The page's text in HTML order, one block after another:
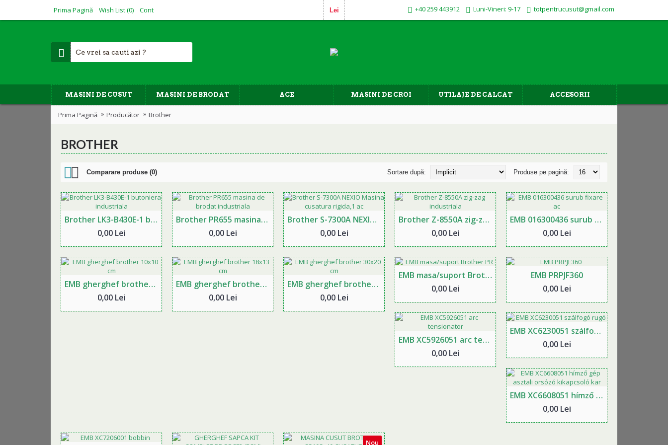
Prima Pagină Wish List (0) Cont Lei +40 259 443912 Luni-Vineri: 9-17 totpentrucusut@gmail.com
MASINI DE CUSUT MASINI DE BRODAT ACE MASINI DE CROI UTILAJE DE CALCAT ACCESORII
Prima Pagină Producător Brother
BROTHER
Comparare produse (0) Produse pe pagină:
Sortare după:
Brother LK3-B430E-1 butoniera industriala
0,00 Lei
Brother PR655 masina de brodat industriala
0,00 Lei
Brother S-7300A NEXIO Masina cusatura rigida,1 ac
0,00 Lei
Brother Z-8550A zig-zag industriala
0,00 Lei
EMB 016300436 surub fixare ac
0,00 Lei
EMB gherghef brother 10x10 cm
0,00 Lei
EMB gherghef brother 18x13 cm
0,00 Lei
EMB gherghef brother 30x20 cm
0,00 Lei
EMB masa/suport Brother PR
0,00 Lei
EMB PRPJF360
0,00 Lei
EMB XC5926051 arc tensionator
0,00 Lei
EMB XC6230051 szálfogó rugó
0,00 Lei
EMB XC6608051 hímző gép asztali orsózó kikapcsoló kar
0,00 Lei
Nou